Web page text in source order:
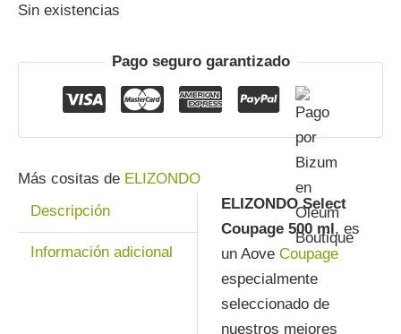
Sin existencias
Pago seguro garantizado
Más cositas de ELIZONDO
Descripción
Información adicional
ELIZONDO Select
Coupage 500 ml, es
un Aove Coupage
especialmente
seleccionado de
nuestros mejores